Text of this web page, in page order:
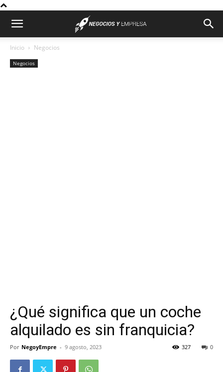
Inicio Negocios
Negocios
¿Qué significa que un coche
alquilado es sin franquicia?
Por NegoyEmpre - 9 agosto, 2023 0
327